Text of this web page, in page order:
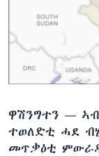
ቂሔ ጽልሚ
ቋንቋታት
ዋሽንግተን —
ተወለድቲ ሓደ
መጥቃዕቲ